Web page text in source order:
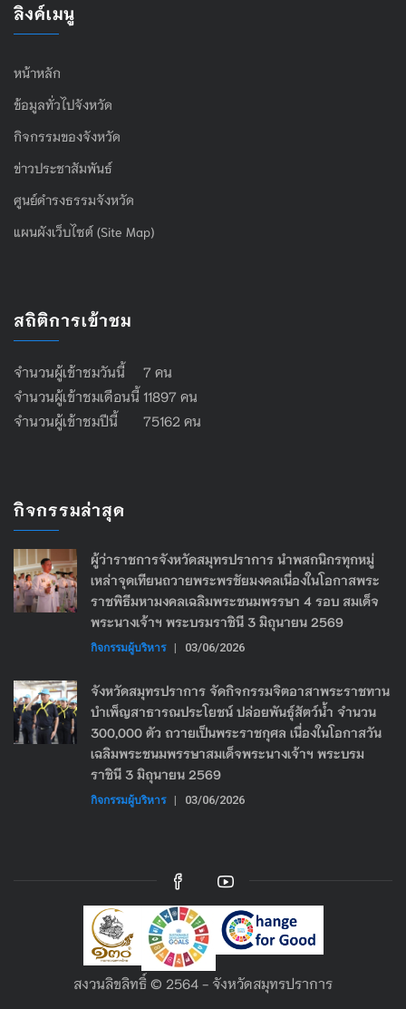
ลิงค์เมนู
หน้าหลัก
ข้อมูลทั่วไปจังหวัด
กิจกรรมของจังหวัด
ข่าวประชาสัมพันธ์
ศูนย์ดำรงธรรมจังหวัด
แผนผังเว็บไซต์ (Site Map)
สถิติการเข้าชม
จำนวนผู้เข้าชมวันนี้ 7 คน
จำนวนผู้เข้าชมเดือนนี้ 11897 คน
จำนวนผู้เข้าชมปีนี้ 75162 คน
กิจกรรมล่าสุด
ผู้ว่าราชการจังหวัดสมุทรปราการ นำพสกนิกรทุกหมู่
เหล่าจุดเทียนถวายพระพรชัยมงคลเนื่องในโอกาสพระ
ราชพิธีมหามงคลเฉลิมพระชนมพรรษา 4 รอบ สมเด็จ
พระนางเจ้าฯ พระบรมราชินี 3 มิถุนายน 2569
กิจกรรมผู้บริหาร | 03/06/2026
จังหวัดสมุทรปราการ จัดกิจกรรมจิตอาสาพระราชทาน
บำเพ็ญสาธารณประโยชน์ ปล่อยพันธุ์สัตว์น้ำ จำนวน
300,000 ตัว ถวายเป็นพระราชกุศล เนื่องในโอกาสวัน
เฉลิมพระชนมพรรษาสมเด็จพระนางเจ้าฯ พระบรม
ราชินี 3 มิถุนายน 2569
กิจกรรมผู้บริหาร | 03/06/2026
สงวนลิขลิทธิ์ © 2564 - จังหวัดสมุทรปราการ